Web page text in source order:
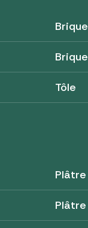
Brique
Brique
Tôle
Plâtre
Plâtre